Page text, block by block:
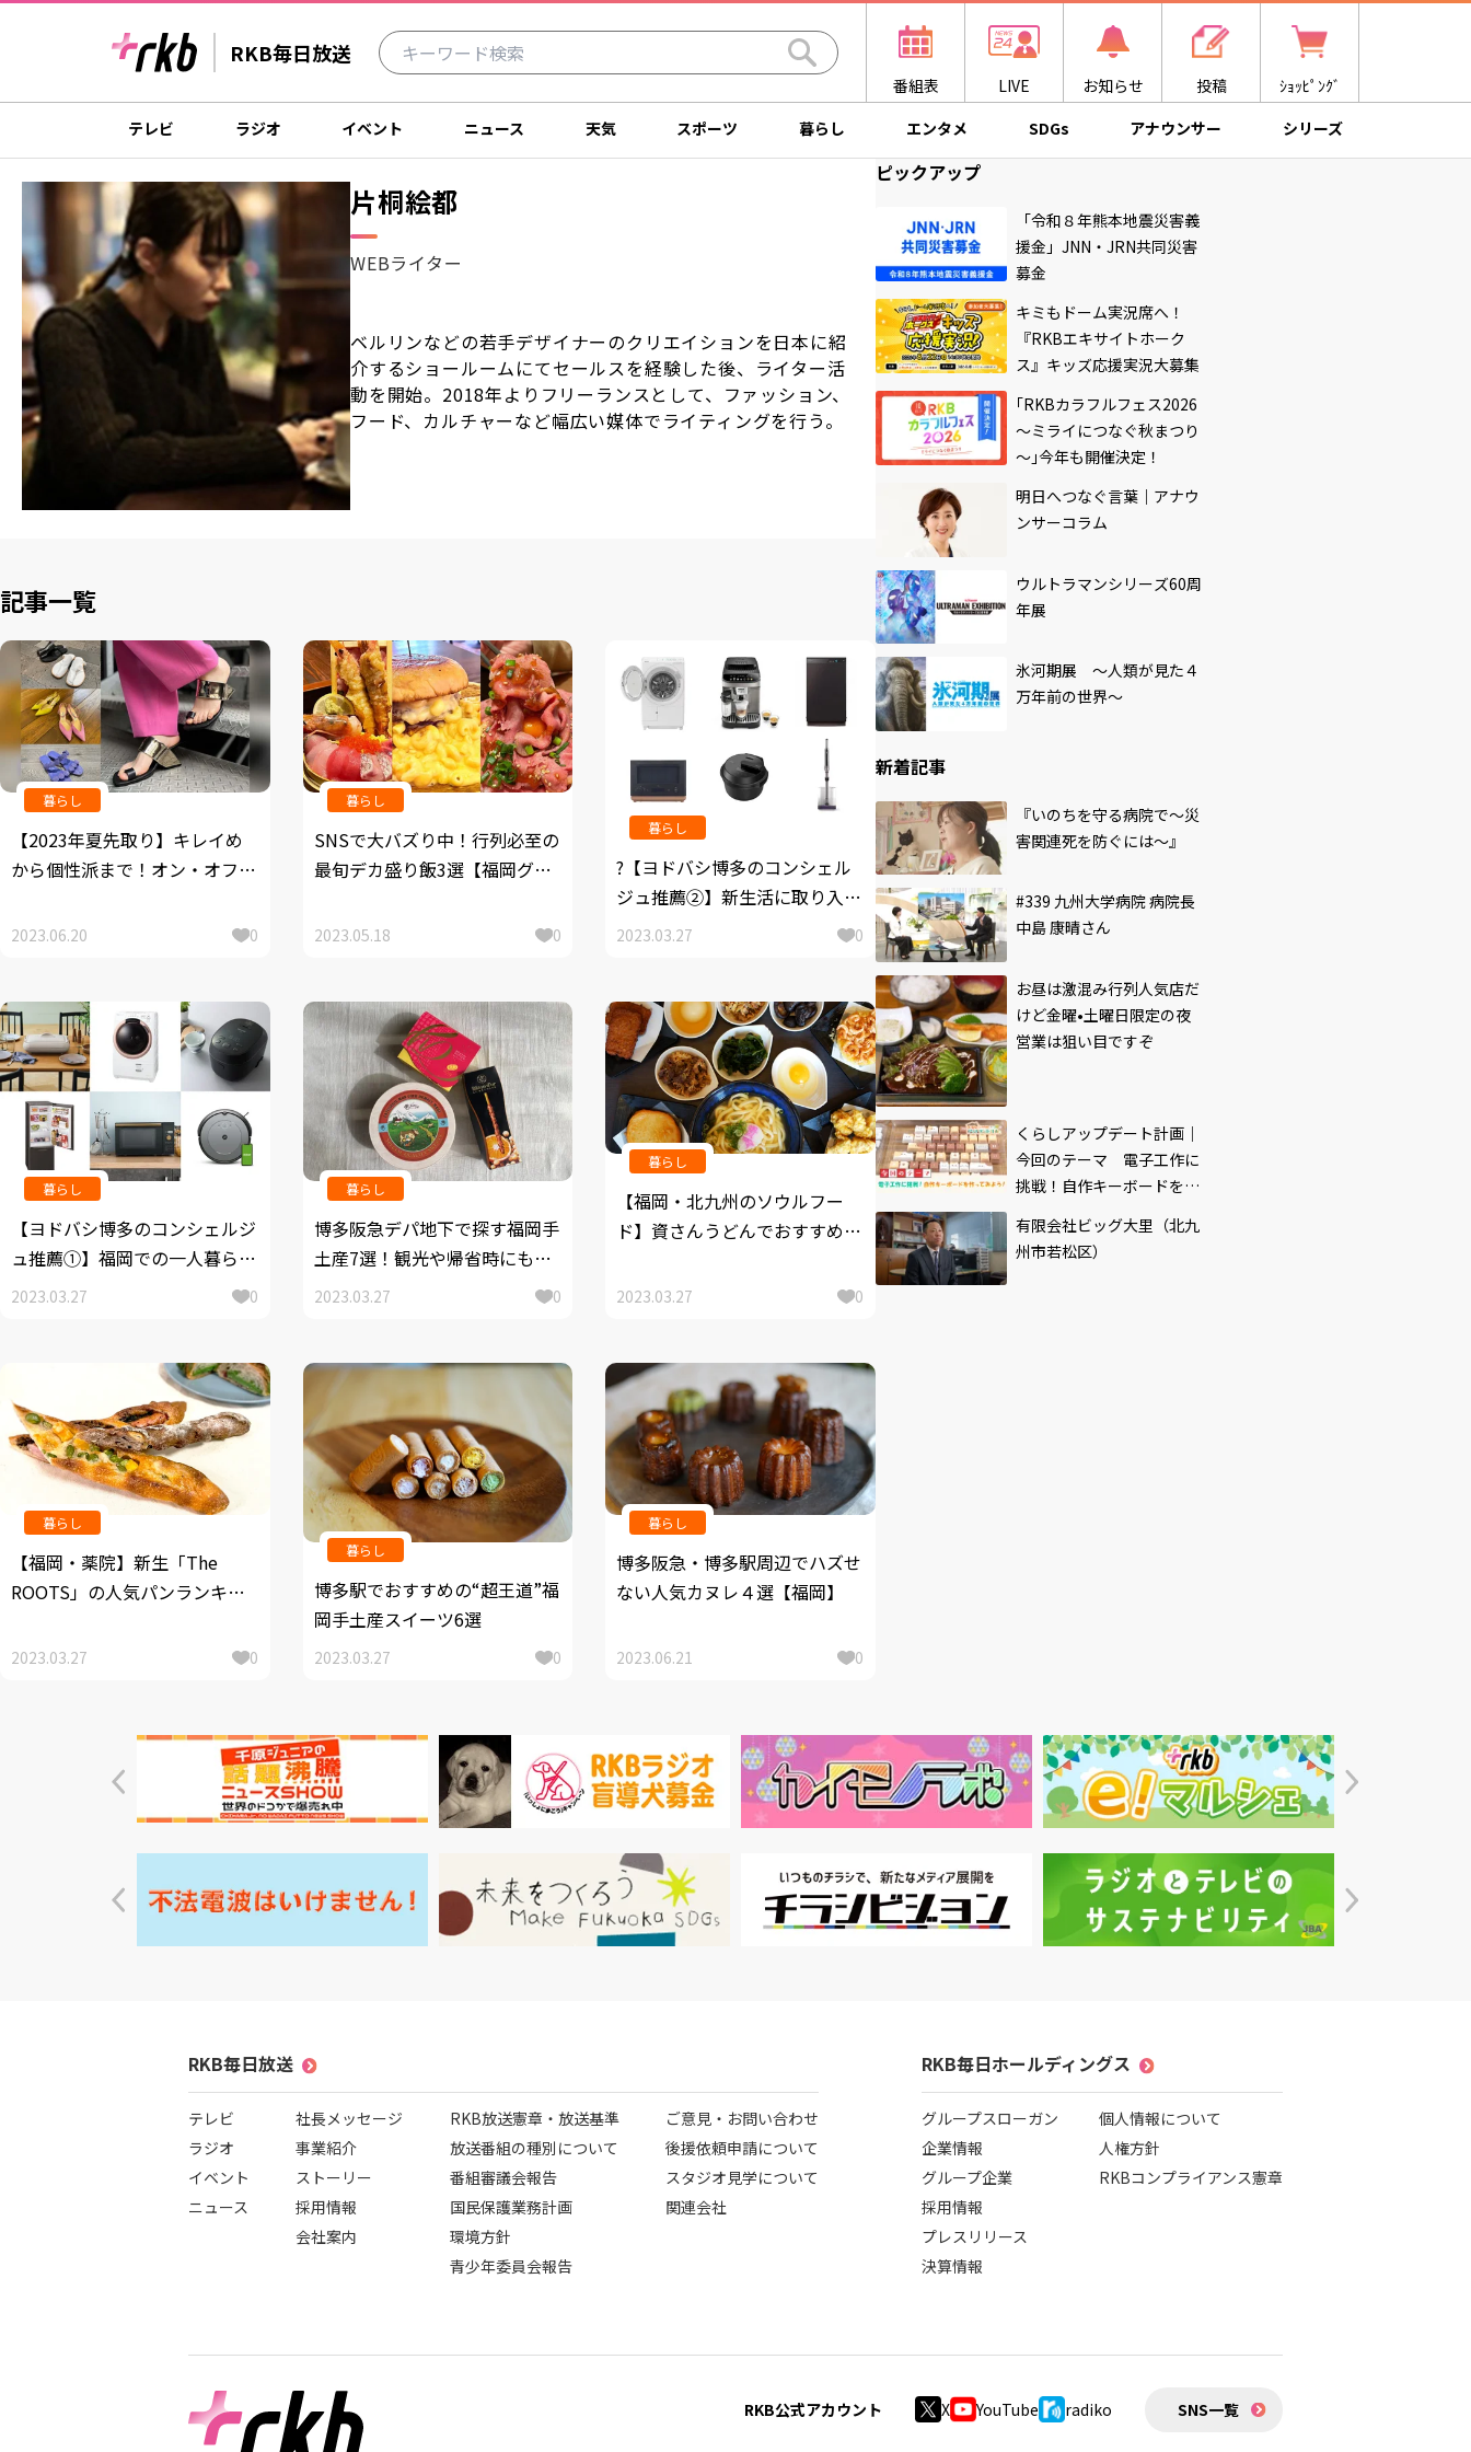
RKB毎日放送
番組表 LIVE お知らせ 投稿
ｼｮｯﾋﾟﾝｸﾞ
テレビ
ラジオ イベント ニュース 天気 スポーツ 暮らし エンタメ SDGs アナウンサー シリーズ
片桐絵都
WEBライター
ベルリンなどの若手デザイナーのクリエイションを日本に紹
介するショールームにてセールスを経験した後、ライター活
動を開始。2018年よりフリーランスとして、ファッション、
フード、カルチャーなど幅広い媒体でライティングを行う。
記事一覧
暮らし
【2023年夏先取り】キレイめ
から個性派まで！オン・オフ別
2023.06.20 0
暮らし
SNSで大バズり中！行列必至の
最旬デカ盛り飯3選【福岡グル
2023.05.18 0
暮らし
?【ヨドバシ博多のコンシェル
ジュ推薦②】新生活に取り入れ
たい「2023年おすすめ家電」7
2023.03.27 0
暮らし
【ヨドバシ博多のコンシェルジ
ュ推薦①】福岡での一人暮らし
におすすめ！2023年新生活応
2023.03.27 0
暮らし
博多阪急デパ地下で探す福岡手
土産7選！観光や帰省時にもお
すすめ
2023.03.27 0
暮らし
【福岡・北九州のソウルフー
ド】資さんうどんでおすすめの
な組み合わせまで
2023.03.27 0
暮らし
【福岡・薬院】新生「The
ROOTS」の人気パンランキン
2023.03.27 0
暮らし
博多駅でおすすめの“超王道”福
岡手土産スイーツ6選
2023.03.27 0
暮らし
博多阪急・博多駅周辺でハズせ
ない人気カヌレ４選【福岡】
2023.06.21 0
ピックアップ
「令和８年熊本地震災害義
援金」JNN・JRN共同災害
募金
キミもドーム実況席へ！
『RKBエキサイトホーク
ス』キッズ応援実況大募集
｢RKBカラフルフェス2026
～ミライにつなぐ秋まつり
～｣今年も開催決定！
明日へつなぐ言葉｜アナウ
ンサーコラム
ウルトラマンシリーズ60周
年展
氷河期展 ～人類が見た４
万年前の世界～
新着記事
『いのちを守る病院で～災
害関連死を防ぐには～』
#339 九州大学病院 病院長
中島 康晴さん
お昼は激混み行列人気店だ
けど金曜•土曜日限定の夜
営業は狙い目ですぞ
くらしアップデート計画｜
今回のテーマ 電子工作に
挑戦！自作キーボードを作
有限会社ビッグ大里（北九
州市若松区）
RKB毎日放送
テレビ
ラジオ
イベント
ニュース
社長メッセージ
事業紹介
ストーリー
採用情報
会社案内
RKB放送憲章・放送基準
放送番組の種別について
番組審議会報告
国民保護業務計画
環境方針
青少年委員会報告
ご意見・お問い合わせ
後援依頼申請について
スタジオ見学について
関連会社
RKB毎日ホールディングス
グループスローガン
企業情報
グループ企業
採用情報
プレスリリース
決算情報
個人情報について
人権方針
RKBコンプライアンス憲章
RKB公式アカウント X YouTube radiko SNS一覧